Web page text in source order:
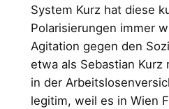
System Kurz hat diese
Polarisierungen immer
Agitation gegen den
etwa als Sebastian Kurz
in der
legitim, weil es in Wien